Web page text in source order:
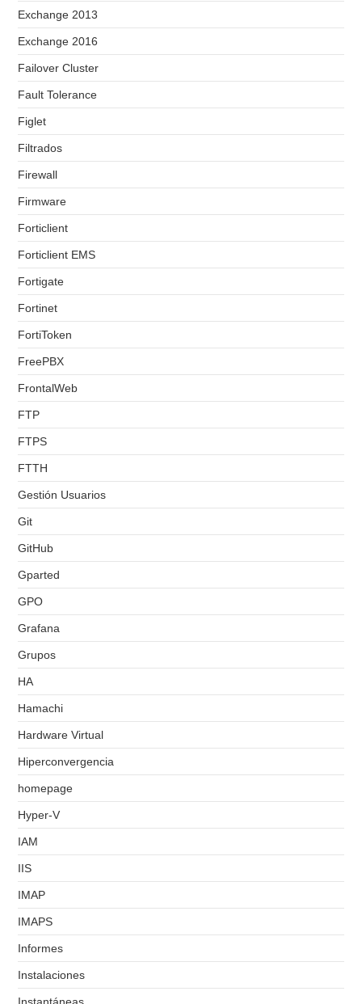
Exchange 2013
Exchange 2016
Failover Cluster
Fault Tolerance
Figlet
Filtrados
Firewall
Firmware
Forticlient
Forticlient EMS
Fortigate
Fortinet
FortiToken
FreePBX
FrontalWeb
FTP
FTPS
FTTH
Gestión Usuarios
Git
GitHub
Gparted
GPO
Grafana
Grupos
HA
Hamachi
Hardware Virtual
Hiperconvergencia
homepage
Hyper-V
IAM
IIS
IMAP
IMAPS
Informes
Instalaciones
Instantáneas